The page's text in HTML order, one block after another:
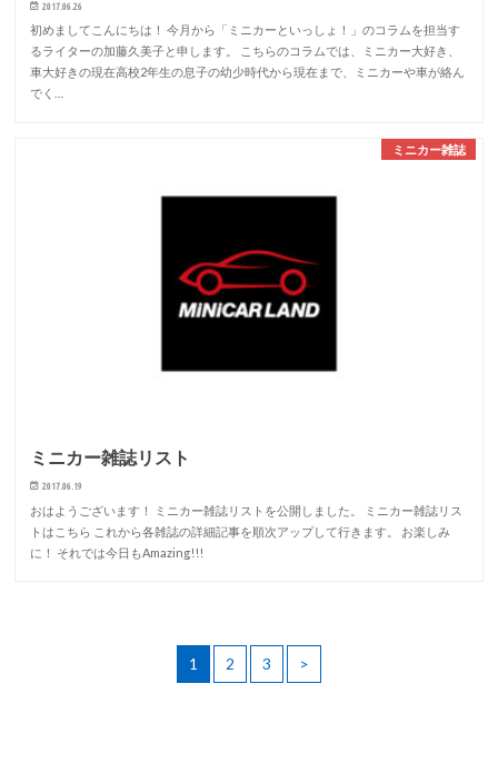
2017.06.26
初めましてこんにちは！ 今月から「ミニカーといっしょ！」のコラムを担当す
るライターの加藤久美子と申します。 こちらのコラムでは、ミニカー大好き、
車大好きの現在高校2年生の息子の幼少時代から現在まで、ミニカーや車が絡ん
でく…
ミニカー雑誌
ミニカー雑誌リスト
2017.06.19
おはようございます！ ミニカー雑誌リストを公開しました。 ミニカー雑誌リス
トはこちら これから各雑誌の詳細記事を順次アップして行きます。 お楽しみ
に！ それでは今日もAmazing!!!
1 2 3 >